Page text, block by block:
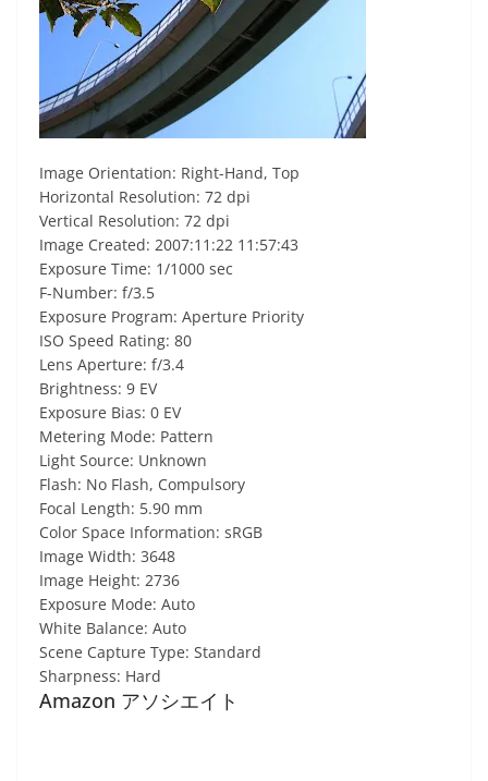
Image Orientation: Right-Hand, Top
Horizontal Resolution: 72 dpi
Vertical Resolution: 72 dpi
Image Created: 2007:11:22 11:57:43
Exposure Time: 1/1000 sec
F-Number: f/3.5
Exposure Program: Aperture Priority
ISO Speed Rating: 80
Lens Aperture: f/3.4
Brightness: 9 EV
Exposure Bias: 0 EV
Metering Mode: Pattern
Light Source: Unknown
Flash: No Flash, Compulsory
Focal Length: 5.90 mm
Color Space Information: sRGB
Image Width: 3648
Image Height: 2736
Exposure Mode: Auto
White Balance: Auto
Scene Capture Type: Standard
Sharpness: Hard
Amazon アソシエイト